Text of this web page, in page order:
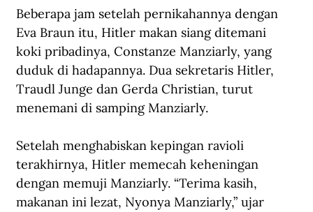
Beberapa jam setelah pernikahannya dengan
Eva Braun itu, Hitler makan siang ditemani
koki pribadinya, Constanze Manziarly, yang
duduk di hadapannya. Dua sekretaris Hitler,
Traudl Junge dan Gerda Christian, turut
menemani di samping Manziarly.
Setelah menghabiskan kepingan ravioli
terakhirnya, Hitler memecah keheningan
dengan memuji Manziarly. “Terima kasih,
makanan ini lezat, Nyonya Manziarly,” ujar